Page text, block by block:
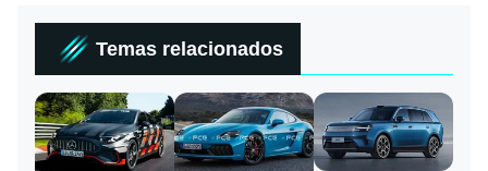
Temas relacionados